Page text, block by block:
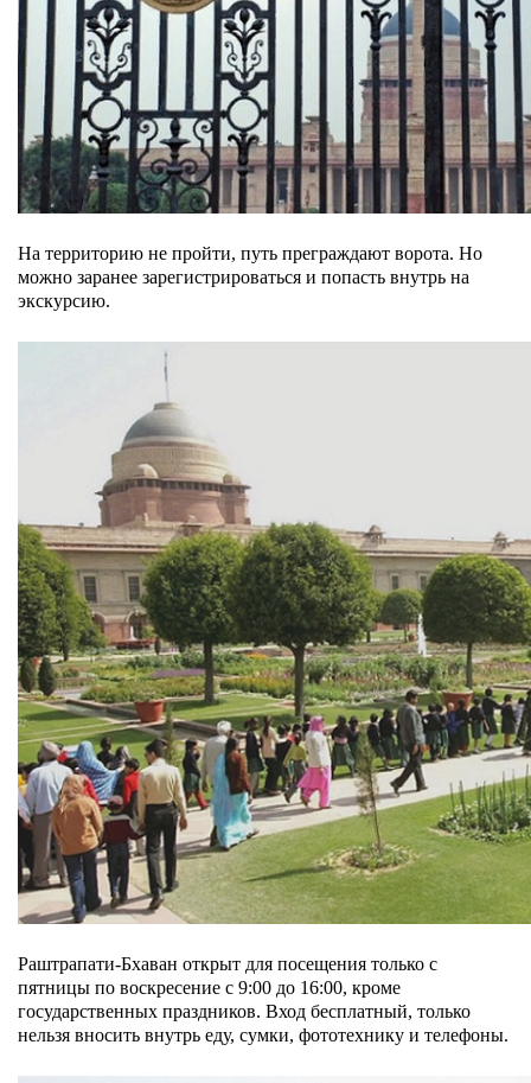
На территорию не пройти, путь преграждают ворота. Но
можно заранее зарегистрироваться и попасть внутрь на
экскурсию.
Раштрапати-Бхаван открыт для посещения только с
пятницы по воскресение с 9:00 до 16:00, кроме
государственных праздников. Вход бесплатный, только
нельзя вносить внутрь еду, сумки, фототехнику и телефоны.